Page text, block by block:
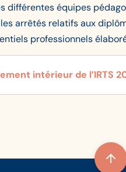
équipes
arrêtés relatifs aux
professionnels
intérieur de l’IRTS